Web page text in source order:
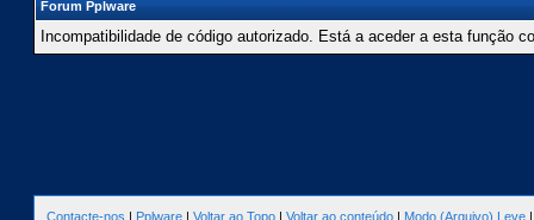
Forum Pplware
Incompatibilidade de código autorizado. Está a aceder a esta função
Contacte-nos | Pplware | Voltar ao Topo | Voltar ao conteúdo | Modo (Arquivo) Leve